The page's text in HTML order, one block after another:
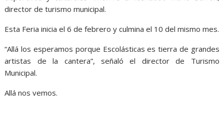
director de turismo municipal.
Esta Feria inicia el 6 de febrero y culmina el 10 del mismo mes.
“Allá los esperamos porque Escolásticas es tierra de grandes
artistas de la cantera”, señaló el director de Turismo
Municipal.
Allá nos vemos.